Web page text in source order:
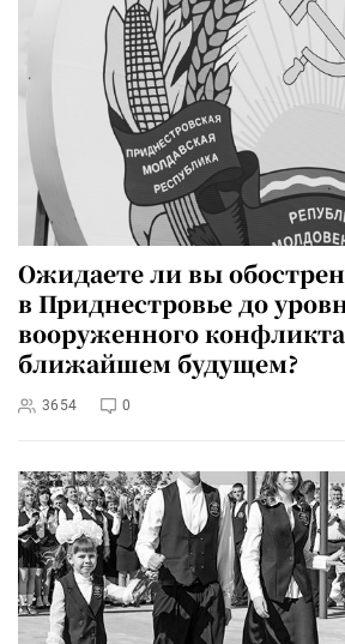
Ожидаете ли вы
в Приднестровье до
вооруженного
ближайшем будущем?
3654 0